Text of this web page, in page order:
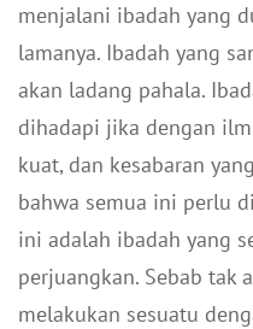
menjalani ibadah yang
lamanya. Ibadah yang
akan ladang pahala.
dihadapi jika dengan
kuat, dan kesabaran
bahwa semua ini perlu
ini adalah ibadah yang
perjuangkan. Sebab tak
melakukan sesuatu